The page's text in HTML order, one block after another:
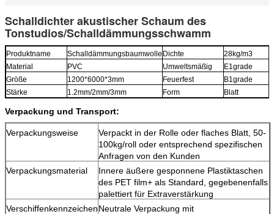
Schalldichter akustischer Schaum des
Tonstudios/Schalldämmungsschwamm
Produktname Schalldämmungsbaumwolle Dichte
28kg/m3
Material
PVC Umweltsmäßig
E1grade
Größe
1200*6000*3mm Feuerfest
B1grade
Stärke
1.2mm/2mm/3mm Form Blatt
Verpackung und Transport:
Verpackungsweise
Verpackt in der Rolle oder flaches Blatt, 50-
100kg/roll oder entsprechend spezifischen
Anfragen von den Kunden
Verpackungsmaterial
Innere äußere gesponnene Plastiktaschen
des PET film+ als Standard, gegebenenfalls
palettiert für Extraverstärkung
VerschiffenkennzeichenNeutrale Verpackung mit